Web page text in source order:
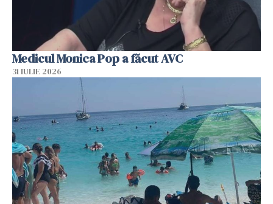
Medicul Monica Pop a făcut AVC
31 IULIE 2026